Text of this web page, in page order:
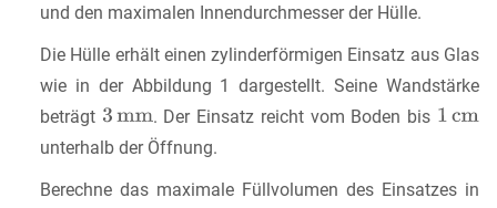
und den maximalen Innendurchmesser der Hülle.
Die Hülle erhält einen zylinderförmigen Einsatz aus Glas
wie in der Abbildung 1 dargestellt. Seine Wandstärke
beträgt
. Der Einsatz reicht vom Boden bis
unterhalb der Öffnung.
Berechne das maximale Füllvolumen des Einsatzes in